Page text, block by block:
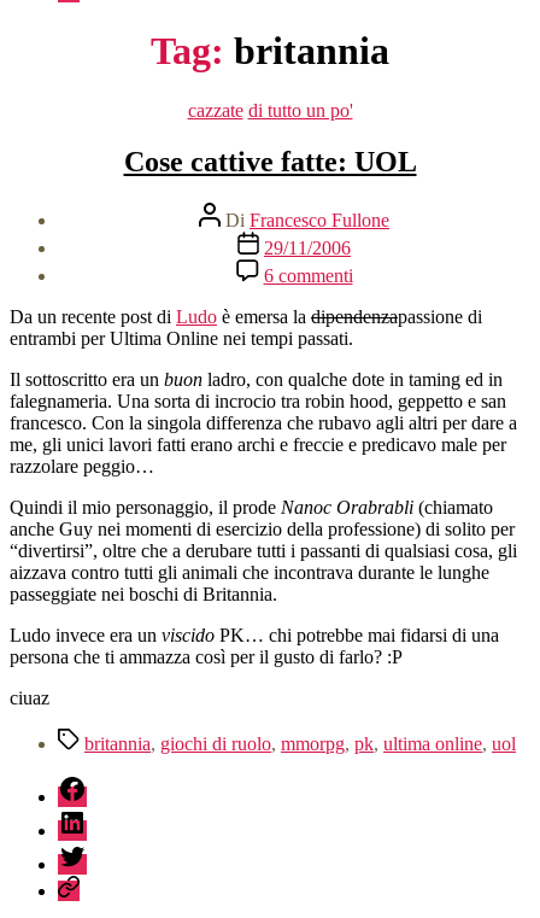
Tag: britannia
Categorie
cazzate di tutto un po'
Cose cattive fatte: UOL
Autore
articolo
Di Francesco Fullone
Data
dell'articolo
29/11/2006
6 commentisu
Cose
cattive
Da un recente post di Ludo è emersa la dipendenzapassione di
entrambi per Ultima Online nei tempi passati.
Il sottoscritto era un buon ladro, con qualche dote in taming ed in
falegnameria. Una sorta di incrocio tra robin hood, geppetto e san
francesco. Con la singola differenza che rubavo agli altri per dare a
me, gli unici lavori fatti erano archi e freccie e predicavo male per
razzolare peggio…
Quindi il mio personaggio, il prode Nanoc Orabrabli (chiamato
anche Guy nei momenti di esercizio della professione) di solito per
“divertirsi”, oltre che a derubare tutti i passanti di qualsiasi cosa, gli
aizzava contro tutti gli animali che incontrava durante le lunghe
passeggiate nei boschi di Britannia.
Ludo invece era un viscido PK… chi potrebbe mai fidarsi di una
persona che ti ammazza così per il gusto di farlo? :P
ciuaz
Tagbritannia, giochi di ruolo, mmorpg, pk, ultima online, uol
fb
linkedin
twitter
sessionize